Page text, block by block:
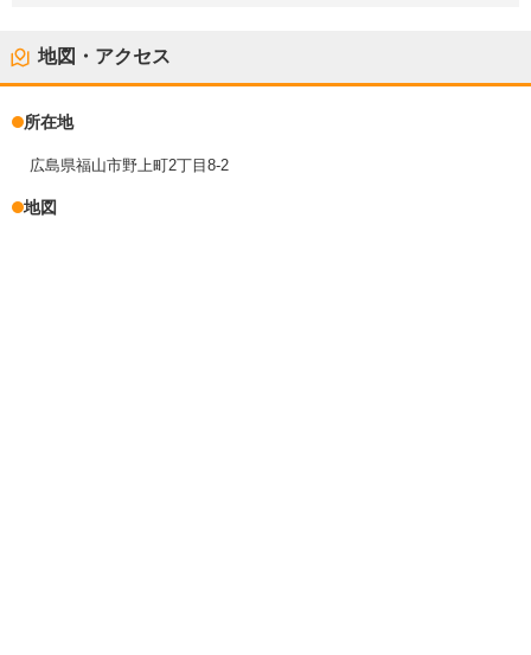
地図・アクセス
所在地
広島県福山市野上町2丁目8-2
地図